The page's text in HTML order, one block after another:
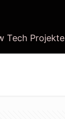
Tech Projekte